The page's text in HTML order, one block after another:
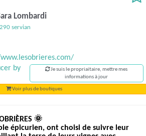
Lombardi
servian
by
Je suis le propriaitaire, mettre mes
informations à jour
Voir plus de boutiques
🌞
épicurien, ont choisi de suivre leur